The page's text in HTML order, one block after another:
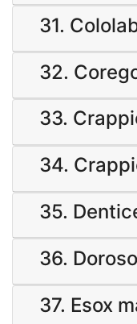
31.
32.
33.
34.
35.
36.
37. Esox